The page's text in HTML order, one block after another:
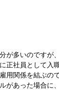
が多いのですが
正社員として入
用関係を結ぶの
があった場合に